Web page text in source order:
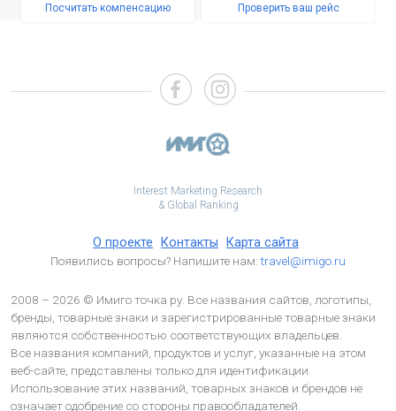
Посчитать компенсацию Проверить ваш рейс
Interest Marketing Research
& Global Ranking
О проекте Контакты Карта сайта
Появились вопросы? Напишите нам:travel@imigo.ru
2008 – 2026 © Имиго точка ру. Все названия сайтов, логотипы,
бренды, товарные знаки и зарегистрированные товарные знаки
являются собственностью соответствующих владельцев.
Все названия компаний, продуктов и услуг, указанные на этом
веб-сайте, представлены только для идентификации.
Использование этих названий, товарных знаков и брендов не
означает одобрение со стороны правообладателей.